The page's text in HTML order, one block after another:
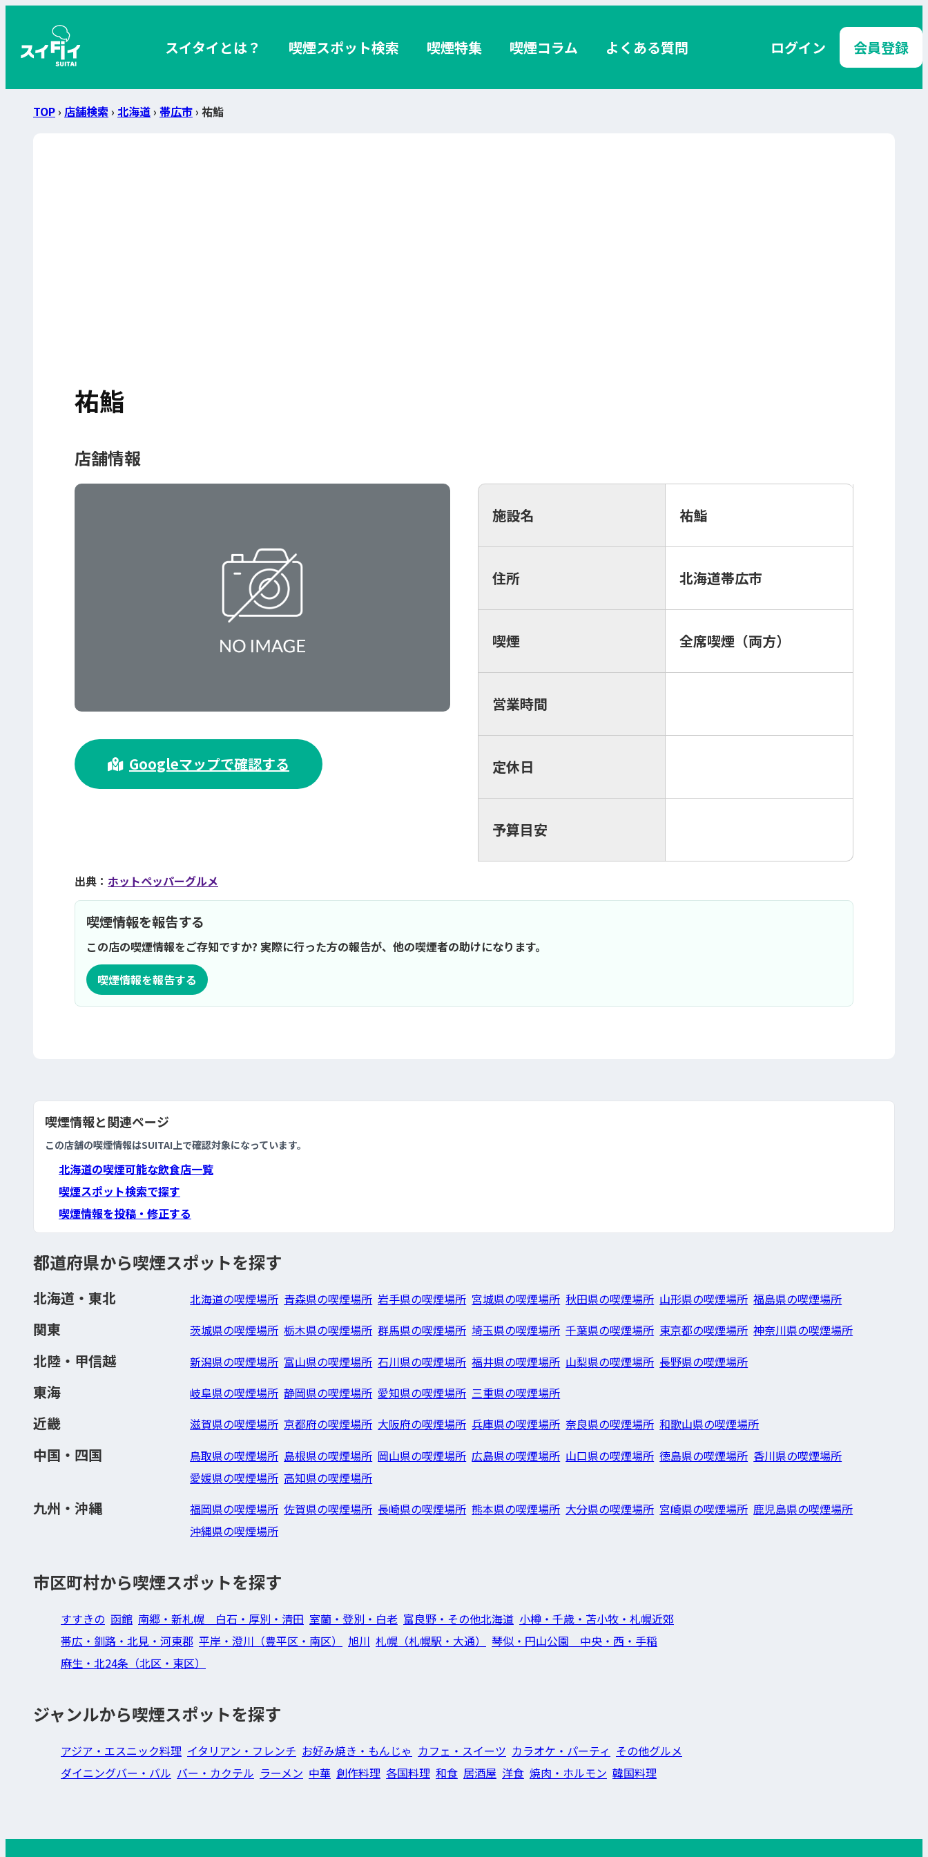
スイタイとは？ 喫煙スポット検索 喫煙特集 喫煙コラム よくある質問 ログイン 会員登録
TOP› 店舗検索 › 北海道› 帯広市› 祐鮨
祐鮨
店舗情報
>
Googleマップで確認する
施設名 祐鮨
住所 北海道帯広市
喫煙 全席喫煙（両方）
営業時間
定休日
予算目安
出典： ホットペッパーグルメ
喫煙情報を報告する
この店の喫煙情報をご存知ですか? 実際に行った方の報告が、他の喫煙者の助けになります。
喫煙情報を報告する
喫煙情報と関連ページ
この店舗の喫煙情報はSUITAI上で確認対象になっています。
北海道の喫煙可能な飲食店一覧
喫煙スポット検索で探す
喫煙情報を投稿・修正する
都道府県から喫煙スポットを探す
北海道・東北 北海道の喫煙場所 青森県の喫煙場所 岩手県の喫煙場所 宮城県の喫煙場所 秋田県の喫煙場所 山形県の喫煙場所 福島県の喫煙場所
関東 茨城県の喫煙場所 栃木県の喫煙場所 群馬県の喫煙場所 埼玉県の喫煙場所 千葉県の喫煙場所 東京都の喫煙場所 神奈川県の喫煙場所
北陸・甲信越 新潟県の喫煙場所 富山県の喫煙場所 石川県の喫煙場所 福井県の喫煙場所 山梨県の喫煙場所 長野県の喫煙場所
東海 岐阜県の喫煙場所 静岡県の喫煙場所 愛知県の喫煙場所 三重県の喫煙場所
近畿 滋賀県の喫煙場所 京都府の喫煙場所 大阪府の喫煙場所 兵庫県の喫煙場所 奈良県の喫煙場所 和歌山県の喫煙場所
中国・四国 鳥取県の喫煙場所 島根県の喫煙場所 岡山県の喫煙場所 広島県の喫煙場所 山口県の喫煙場所 徳島県の喫煙場所 香川県の喫煙場所
愛媛県の喫煙場所 高知県の喫煙場所
九州・沖縄 福岡県の喫煙場所 佐賀県の喫煙場所 長崎県の喫煙場所 熊本県の喫煙場所 大分県の喫煙場所 宮崎県の喫煙場所 鹿児島県の喫煙場所
沖縄県の喫煙場所
市区町村から喫煙スポットを探す
すすきの 函館 南郷・新札幌 白石・厚別・清田 室蘭・登別・白老 富良野・その他北海道 小樽・千歳・苫小牧・札幌近郊
帯広・釧路・北見・河東郡 平岸・澄川（豊平区・南区） 旭川 札幌（札幌駅・大通）
琴似・円山公園 中央・西・手稲
麻生・北24条（北区・東区）
ジャンルから喫煙スポットを探す
アジア・エスニック料理 イタリアン・フレンチ お好み焼き・もんじゃ カフェ・スイーツ カラオケ・パーティ その他グルメ
ダイニングバー・バル バー・カクテル ラーメン 中華 創作料理 各国料理 和食 居酒屋 洋食 焼肉・ホルモン 韓国料理